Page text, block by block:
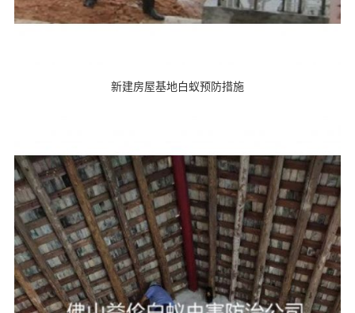
新建房屋基地白蚁预防措施